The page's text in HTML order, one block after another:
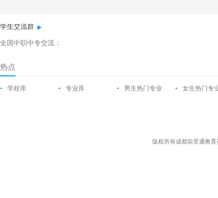
学生交流群
全国中职中专交流：
热点
• 学校库 • 专业库 • 男生热门专业 • 女生热门专
版权所有成都前景通教